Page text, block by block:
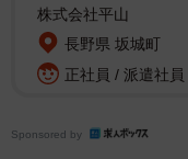
たNHKの音楽番組「
後初の地毛での出演
ついては、「髪質は
刀流を楽しみたいと
株式会社平山
長野県 坂城町
正社員 / 派遣社
Sponsored by